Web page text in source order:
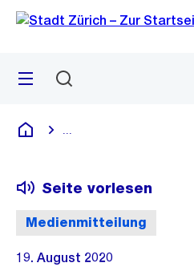
Navigation
Sprunglink
Menü
Deutsch
Medienmitteilung
Seite vorlesen
19. August 2020